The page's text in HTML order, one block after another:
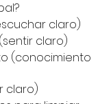
claro)
claro)
(conocimiento
claro)